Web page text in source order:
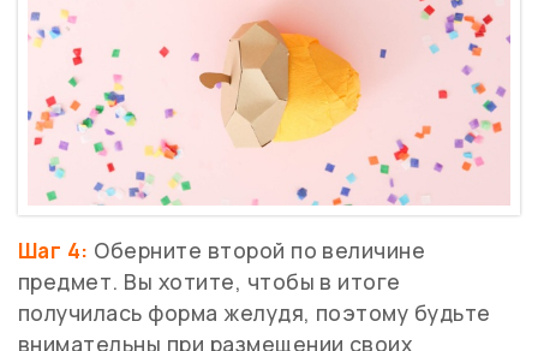
Шаг 4: Оберните второй по величине
предмет. Вы хотите, чтобы в итоге
получилась форма желудя, поэтому будьте
внимательны при размещении своих